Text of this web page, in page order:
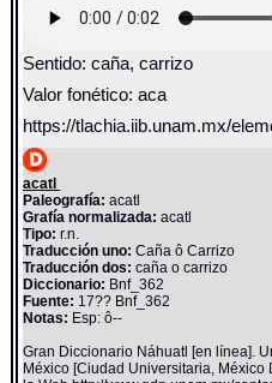
Sentido: caña, carrizo
Valor fonético: aca
https://tlachia.iib.unam.mx/
acatl
Paleografía: acatl
Grafía normalizada: acatl
Tipo: r.n.
Traducción uno: Caña ô Carrizo
Traducción dos: caña o carrizo
Diccionario: Bnf_362
Fuente: 17?? Bnf_362
Notas: Esp: ô--
Gran Diccionario Náhuatl [en línea].
México [Ciudad Universitaria,